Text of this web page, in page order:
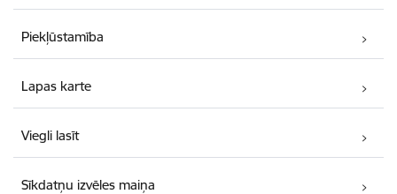
Piekļūstamība
Lapas karte
Viegli lasīt
Sīkdatņu izvēles maiņa